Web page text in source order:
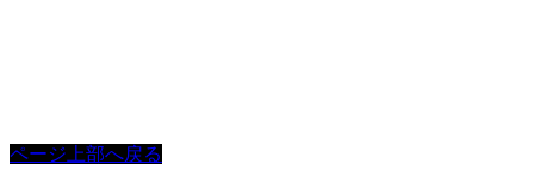
ページ上部へ戻る